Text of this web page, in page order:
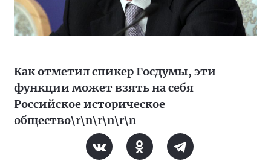
Как отметил спикер Госдумы, эти
функции может взять на себя
Российское историческое
общество\r\n\r\n\r\n